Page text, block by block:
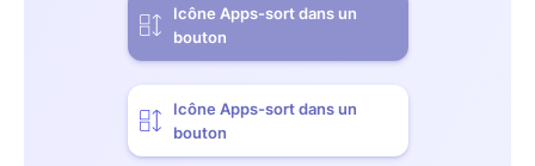
Icône Apps-sort dans un
bouton
Icône Apps-sort dans un
bouton